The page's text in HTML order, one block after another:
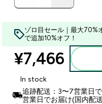
ゾロ目セール｜最大70%
で追加10%オフ！
¥7,466‎
In stock
追跡配送：3〜7営業日
営業日でお届け(国内配